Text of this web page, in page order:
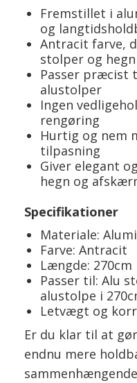
Fremstillet i
og
Antracit farve,
stolper og hegn
Passer præcist
alustolper
Ingen
rengøring
Hurtig og nem
tilpasning
Giver elegant
hegn og
Specifikationer
Materiale:
Farve: Antracit
Længde: 270cm
Passer til: Alu
alustolpe i
Letvægt og
Er du klar til at
endnu mere